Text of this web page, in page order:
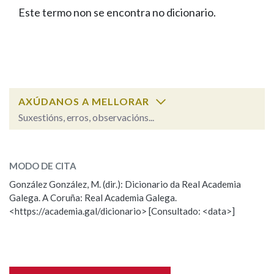
FIGURAS HOMENAXEADAS
PORTAL DAS PALABRAS
Facebook
TwitterYoutubeInstagram
Bluesky
BUSCAR NOS LEMAS
Remata por
BUSCAR NO CONTIDO
Nas definicións
Este termo non se encontra no dicionario.
AXÚDANOS A MELLORAR
Suxestións, erros, observacións...
Observación
Nome
MODO DE CITA
González González, M. (dir.): Dicionario da Real Academia
Galega. A Coruña: Real Academia Galega.
<https://academia.gal/dicionario> [Consultado: <data>]